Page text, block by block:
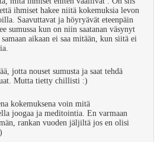
ihmiset hakee niitä kokemuksia levon
Saavuttavat ja höyryävät eteenpäin
sumussa kun on niin saatanan väsynyt
samaan aikaan ei saa mitään, kun siitä ei
jotta nouset sumusta ja saat tehdä
Mutta tietty chillisti :)
kokemuksena voin mitä
joogaa ja meditointia. En varmaan
rankan vuoden jäljiltä jos en olisi